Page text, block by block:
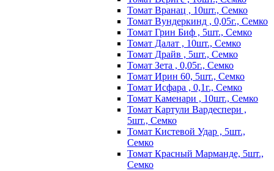
Томат Вранац , 10шт., Семко
Томат Вундеркинд , 0,05г., Семко
Томат Грин Биф , 5шт., Семко
Томат Далат , 10шт., Семко
Томат Драйв , 5шт., Семко
Томат Зета , 0,05г., Семко
Томат Ирин 60, 5шт., Семко
Томат Исфара , 0,1г., Семко
Томат Каменари , 10шт., Семко
Томат Картули Вардеспери ,
5шт., Семко
Томат Кистевой Удар , 5шт.,
Семко
Томат Красный Марманде, 5шт.,
Семко